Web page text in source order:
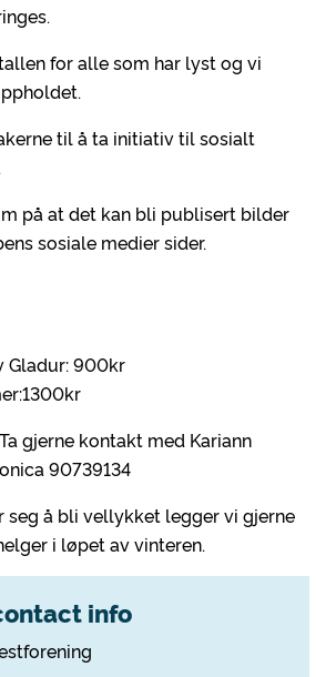
for alle som har lyst og vi
til å ta initiativ til sosialt
på at det kan bli publisert bilder
sosiale medier sider.
Gladur: 900kr
gjerne kontakt med Kariann
90739134
seg å bli vellykket legger vi gjerne
i løpet av vinteren.
info